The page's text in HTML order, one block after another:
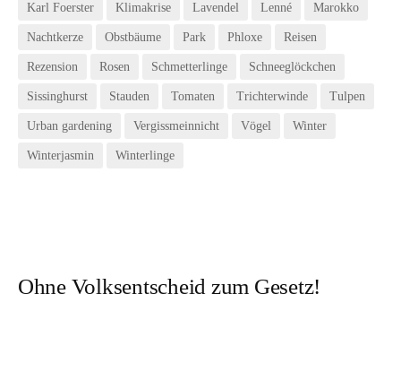
Karl Foerster Klimakrise Lavendel Lenné Marokko
Nachtkerze Obstbäume Park Phloxe Reisen
Rezension Rosen Schmetterlinge Schneeglöckchen
Sissinghurst Stauden Tomaten Trichterwinde Tulpen
Urban gardening Vergissmeinnicht Vögel Winter
Winterjasmin Winterlinge
Ohne Volksentscheid zum Gesetz!